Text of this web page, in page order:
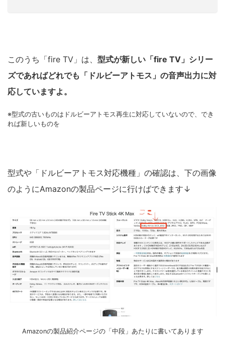
このうち「fire TV」は、 型式が新しい「fire TV」シリー
ズであればどれでも「ドルビーアトモス」の音声出力に対
応していますよ。
※型式の古いものはドルビーアトモス再生に対応していないので、でき
れば新しいものを
型式や「ドルビーアトモス対応機種」の確認は、下の画像
のようにAmazonの製品ページに行けばできます↓
Amazonの製品紹介ページの「中段」あたりに書いてあります